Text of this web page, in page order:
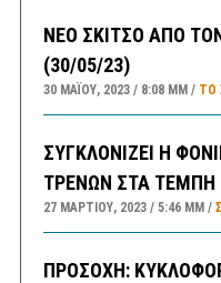
ΝΕΟ ΣΚΙΤΣΟ ΑΠΟ
(30/05/23)
30 ΜΑΪ́ΟΥ, 2023 8:08 ΜΜ ΤΟ
ΣΥΓΚΛΟΝΙΖΕΙ Η
ΤΡΕΝΩΝ ΣΤΑ ΤΕΜΠΗ
27 ΜΑΡΤΊΟΥ, 2023 5:46 ΜΜ
ΠΡΟΣΟΧΗ: